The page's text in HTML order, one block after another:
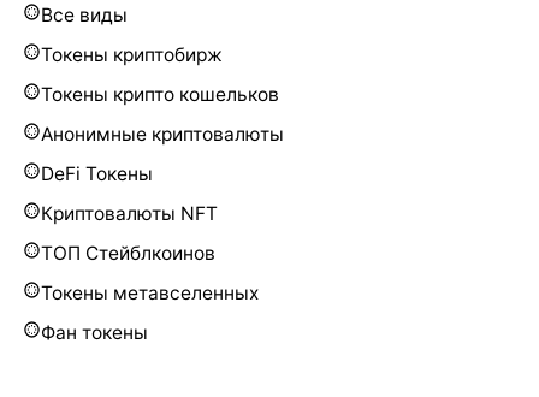
Все виды
Токены криптобирж
Токены крипто кошельков
Анонимные криптовалюты
DeFi Токены
Криптовалюты NFT
ТОП Стейблкоинов
Токены метавселенных
Фан токены